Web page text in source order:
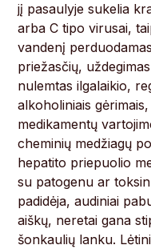
jį pasaulyje sukelia
arba C tipo virusai,
vandenį
priežasčių,
nulemtas ilgalaikio,
alkoholiniais
medikamentų
cheminių medžiagų
hepatito priepuolio
su patogenu ar
padidėja, audiniai
aiškų, neretai gana
šonkaulių lanku.